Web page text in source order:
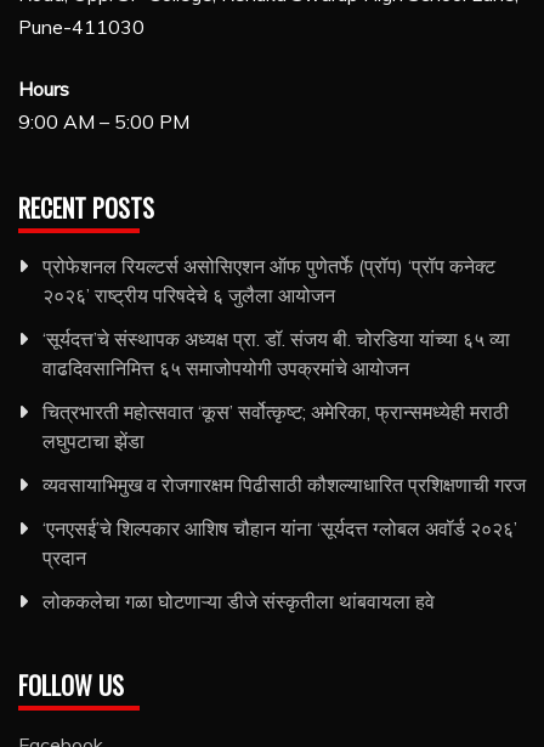
Pune-411030
Hours
9:00 AM – 5:00 PM
RECENT POSTS
प्रोफेशनल रियल्टर्स असोसिएशन ऑफ पुणेतर्फे (प्रॉप) ‘प्रॉप कनेक्ट
२०२६’ राष्ट्रीय परिषदेचे ६ जुलैला आयोजन
‘सूर्यदत्त’चे संस्थापक अध्यक्ष प्रा. डॉ. संजय बी. चोरडिया यांच्या ६५ व्या
वाढदिवसानिमित्त ६५ समाजोपयोगी उपक्रमांचे आयोजन
चित्रभारती महोत्सवात ‘कूस’ सर्वोत्कृष्ट; अमेरिका, फ्रान्समध्येही मराठी
लघुपटाचा झेंडा
व्यवसायाभिमुख व रोजगारक्षम पिढीसाठी कौशल्याधारित प्रशिक्षणाची गरज
‘एनएसई’चे शिल्पकार आशिष चौहान यांना ‘सूर्यदत्त ग्लोबल अवॉर्ड २०२६’
प्रदान
लोककलेचा गळा घोटणाऱ्या डीजे संस्कृतीला थांबवायला हवे
FOLLOW US